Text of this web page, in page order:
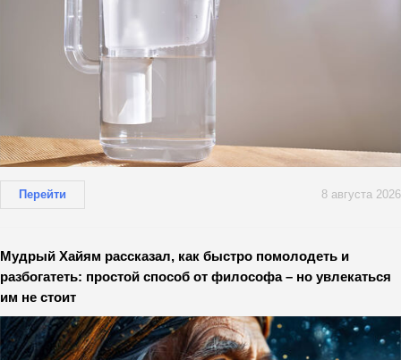
Перейти 8 августа 2026
Мудрый Хайям рассказал, как быстро помолодеть и
разбогатеть: простой способ от философа – но увлекаться
им не стоит